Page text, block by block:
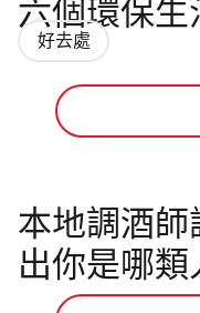
六個環保生
好去處
本地調酒師
出你是哪類